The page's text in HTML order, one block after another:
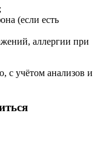
(если есть
аллергии при
с учётом анализов и